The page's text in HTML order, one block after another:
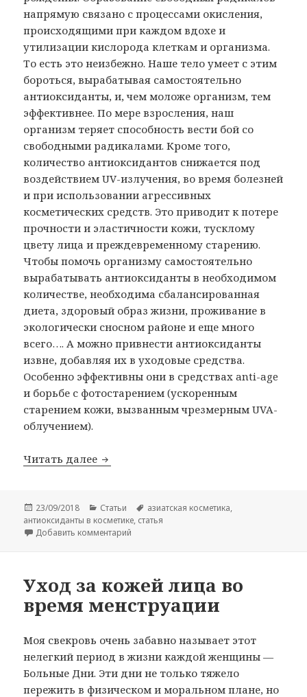
напрямую связано с процессами окисления,
происходящими при каждом вдохе и
утилизации кислорода клеткам и организма.
То есть это неизбежно. Наше тело умеет с этим
бороться, вырабатывая самостоятельно
антиоксиданты, и, чем моложе организм, тем
эффективнее. По мере взросления, наш
организм теряет способность вести бой со
свободными радикалами. Кроме того,
количество антиоксидантов снижается под
воздействием UV-излучения, во время болезней
и при использовании агрессивных
косметических средств. Это приводит к потере
прочности и эластичности кожи, тусклому
цвету лица и преждевременному старению.
Чтобы помочь организму самостоятельно
вырабатывать антиоксиданты в необходимом
количестве, необходима сбалансированная
диета, здоровый образ жизни, проживание в
экологически сносном районе и еще много
всего…. А можно привнести антиоксиданты
извне, добавляя их в уходовые средства.
Особенно эффективны они в средствах anti-age
и борьбе с фотостарением (ускоренным
старением кожи, вызванным чрезмерным UVA-
облучением).
Читать далее Антиоксиданты
Опубликовано
23/09/2018 Рубрики
Статьи Метки
азиатская косметика,
антиоксиданты в косметике, статья
Добавить комментарий
Уход за кожей лица во
время менструации
Моя свекровь очень забавно называет этот
нелегкий период в жизни каждой женщины —
Больные Дни. Эти дни не только тяжело
пережить в физическом и моральном плане, но